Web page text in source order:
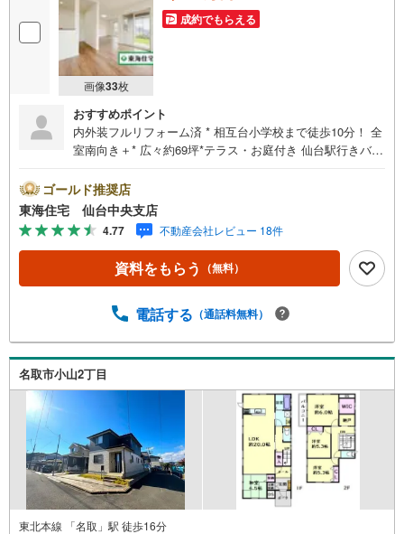
画像33枚
成約でもらえる
おすすめポイント
内外装フルリフォーム済 * 相互台小学校まで徒歩10分！ 全
室南向き＋* 広々約69坪*テラス・お庭付き 仙台駅行きバス
ォーム内容 *・ 水回り新品交換:キッチン、浴室、トイレ、
洗面台 外装:外壁屋根塗装、玄関ドア交換 内装:クロス張
替、フローリング上張り、建具、畳、給湯器交換、シロア
リ点検*ライフインフォメーション *・相互台小学校:徒歩10
分みどり台中学校:徒歩74分相互台児童センター:徒歩12分
ヨークベニマル 山田鈎取店:車で10分*購入サポート情報
ン事前審査を行えます（無料）既存ローンがある方や借入
ゴールド推奨店
東海住宅 仙台中央支店
4.77 不動産会社レビュー 18件
資料をもらう （無料）
電話する （通話料無料）
名取市小山2丁目
東北本線 「名取」駅 徒歩16分